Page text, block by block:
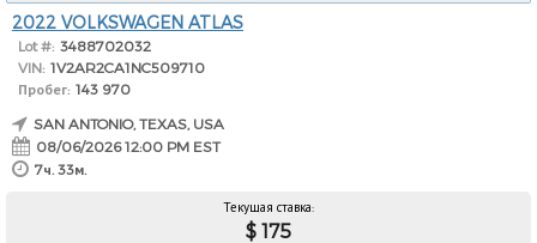
2022 VOLKSWAGEN ATLAS
Lot #: 3488702032
VIN: 1V2AR2CA1NC509710
Пробег: 143 970
SAN ANTONIO, TEXAS, USA
08/06/2026 12:00 PM EST
7ч. 33м.
Текущая ставка:
$ 175